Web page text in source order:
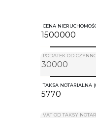
CENA
PODATEK OD
TAKSA NOTARIALNA
VAT OD TAKSY